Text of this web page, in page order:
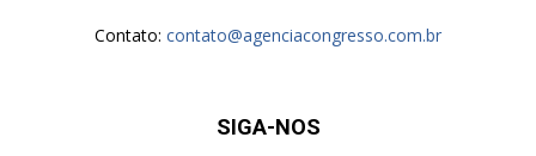
Contato: contato@agenciacongresso.com.br
SIGA-NOS